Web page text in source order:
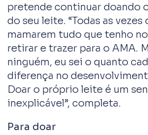
pretende continuar doando
do seu leite. “Todas as vezes
mamarem tudo que tenho
retirar e trazer para o AMA.
ninguém, eu sei o quanto
diferença no
Doar o próprio leite é um
inexplicável”, completa.
Para doar